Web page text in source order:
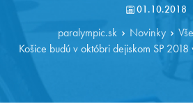
01.10.2018
paralympic.sk Novinky
Košice budú v októbri dejiskom SP